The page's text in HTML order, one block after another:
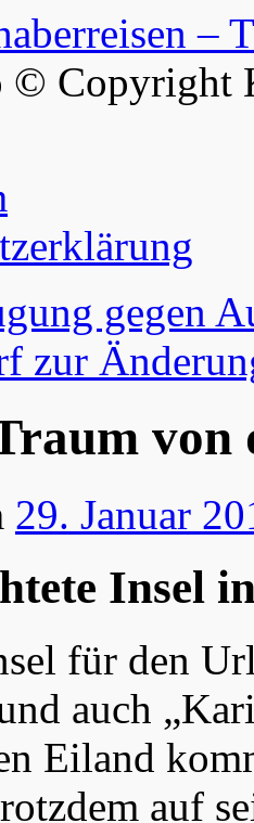
–
© Copyright
gegen
zur
29. Januar
Insel
für den
auch
Eiland
auf